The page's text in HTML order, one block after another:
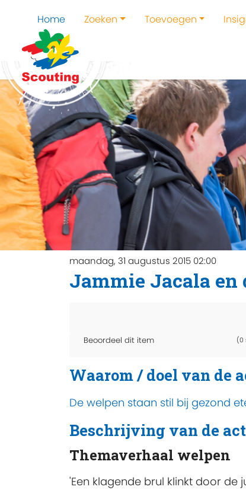
Home Zoeken Toevoegen
maandag, 31 augustus 2015 02:00
Jammie Jacala
Beoordeel dit item (0
Waarom / doel van de
De welpen staan stil bij gezond
Beschrijving van de
Themaverhaal welpen
'Een klagende brul klinkt door de